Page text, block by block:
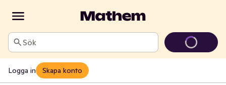
Sök
Logga in Skapa konto